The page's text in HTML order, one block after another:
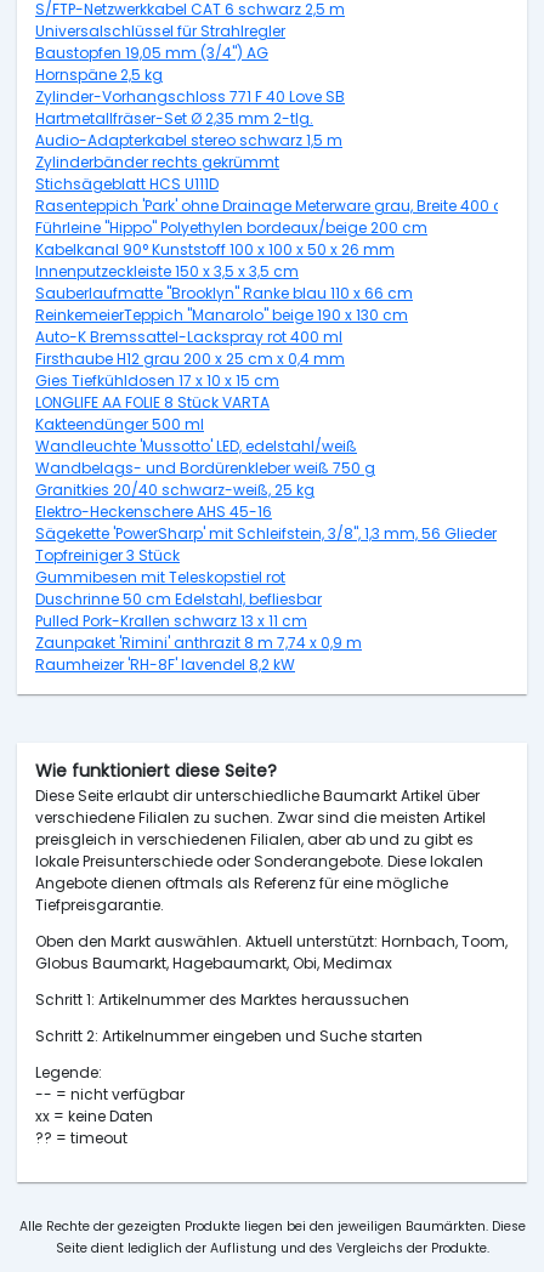
S/FTP-Netzwerkkabel CAT 6 schwarz 2,5 m
Universalschlüssel für Strahlregler
Baustopfen 19,05 mm (3/4") AG
Hornspäne 2,5 kg
Zylinder-Vorhangschloss 771 F 40 Love SB
Hartmetallfräser-Set Ø 2,35 mm 2-tlg.
Audio-Adapterkabel stereo schwarz 1,5 m
Zylinderbänder rechts gekrümmt
Stichsägeblatt HCS U111D
Rasenteppich 'Park' ohne Drainage Meterware grau, Breite 400 cm
Führleine "Hippo" Polyethylen bordeaux/beige 200 cm
Kabelkanal 90° Kunststoff 100 x 100 x 50 x 26 mm
Innenputzeckleiste 150 x 3,5 x 3,5 cm
Sauberlaufmatte "Brooklyn" Ranke blau 110 x 66 cm
ReinkemeierTeppich "Manarolo" beige 190 x 130 cm
Auto-K Bremssattel-Lackspray rot 400 ml
Firsthaube H12 grau 200 x 25 cm x 0,4 mm
Gies Tiefkühldosen 17 x 10 x 15 cm
LONGLIFE AA FOLIE 8 Stück VARTA
Kakteendünger 500 ml
Wandleuchte 'Mussotto' LED, edelstahl/weiß
Wandbelags- und Bordürenkleber weiß 750 g
Granitkies 20/40 schwarz-weiß, 25 kg
Elektro-Heckenschere AHS 45-16
Sägekette 'PowerSharp' mit Schleifstein, 3/8", 1,3 mm, 56 Glieder
Topfreiniger 3 Stück
Gummibesen mit Teleskopstiel rot
Duschrinne 50 cm Edelstahl, befliesbar
Pulled Pork-Krallen schwarz 13 x 11 cm
Zaunpaket 'Rimini' anthrazit 8 m 7,74 x 0,9 m
Raumheizer 'RH-8F' lavendel 8,2 kW
Wie funktioniert diese Seite?
Diese Seite erlaubt dir unterschiedliche Baumarkt Artikel über
verschiedene Filialen zu suchen. Zwar sind die meisten Artikel
preisgleich in verschiedenen Filialen, aber ab und zu gibt es
lokale Preisunterschiede oder Sonderangebote. Diese lokalen
Angebote dienen oftmals als Referenz für eine mögliche
Tiefpreisgarantie.
Oben den Markt auswählen. Aktuell unterstützt: Hornbach, Toom,
Globus Baumarkt, Hagebaumarkt, Obi, Medimax
Schritt 1: Artikelnummer des Marktes heraussuchen
Schritt 2: Artikelnummer eingeben und Suche starten
Legende:
-- = nicht verfügbar
xx = keine Daten
?? = timeout
Alle Rechte der gezeigten Produkte liegen bei den jeweiligen Baumärkten. Diese
Seite dient lediglich der Auflistung und des Vergleichs der Produkte.